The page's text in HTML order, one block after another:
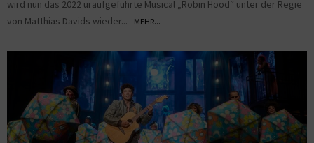
wird nun das 2022 uraufgeführte Musical „Robin Hood“ unter der Regie
von Matthias Davids wieder...
MEHR...